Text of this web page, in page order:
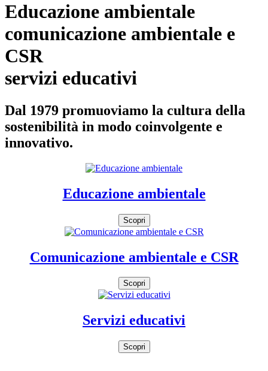
Educazione ambientale
comunicazione ambientale e
CSR
servizi educativi
Dal 1979 promuoviamo la cultura della
sostenibilità in modo coinvolgente e
innovativo.
Educazione ambientale
Scopri
Comunicazione ambientale e CSR
Scopri
Servizi educativi
Scopri